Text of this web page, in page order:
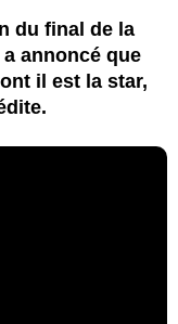
du final de la
annoncé que
il est la star,